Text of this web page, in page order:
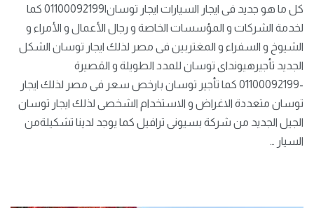
كل ما هو جديد فى ايجار السيارات ايجار توسان|01100092199 كما
لخدمة الشركات و المؤسسات الخاصة و رجال الأعمال و الأمراء و
الشيوخ و السفراء و المغتربين فى مصر لذلك ايجار توسان الشكل
الجديد تأجيرهيونداى توسان للمدد الطويلة و القصيرة
-01100092199 كما تأجير توسان بارخص سعر فى مصر لذلك ايجار
توسان متعددة الاغراض و الاستخدام الشخصى لذلك ايجار توسان
الجيل الجديد من شركة بسيونى ترافيل كما يوجد لدينا تشكيلةمن
السيار …